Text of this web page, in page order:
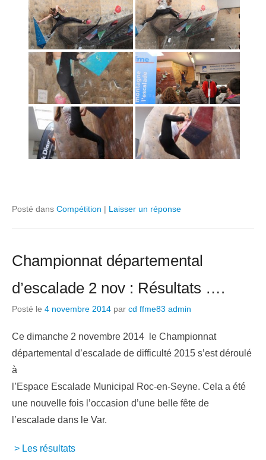
Posté dans Compétition | Laisser un réponse
Championnat départemental
d’escalade 2 nov : Résultats ….
Posté le 4 novembre 2014 par cd ffme83 admin
Ce dimanche 2 novembre 2014 le Championnat
départemental d’escalade de difficulté 2015 s’est déroulé
à
l’Espace Escalade Municipal Roc-en-Seyne. Cela a été
une nouvelle fois l’occasion d’une belle fête de
l’escalade dans le Var.
> Les résultats